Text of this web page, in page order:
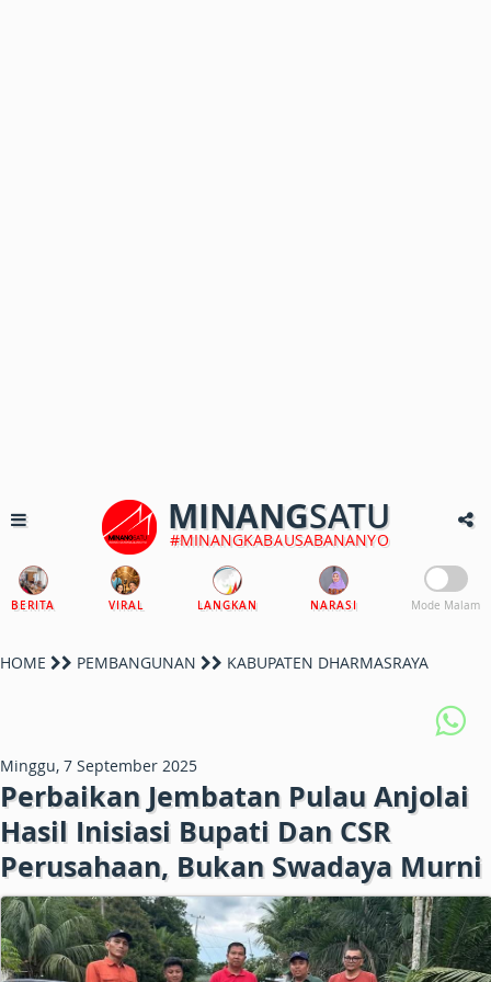
MINANGSATU
#MINANGKABAUSABANANYO
BERITA VIRAL LANGKAN NARASI Mode Malam
HOME PEMBANGUNAN KABUPATEN DHARMASRAYA
Minggu, 7 September 2025
Perbaikan Jembatan Pulau Anjolai
Hasil Inisiasi Bupati Dan CSR
Perusahaan, Bukan Swadaya Murni